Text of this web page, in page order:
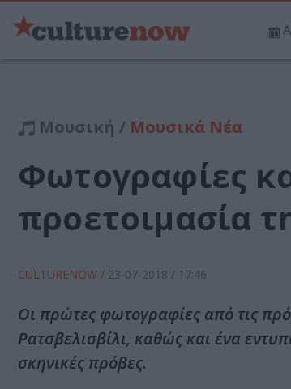
Μουσική / Μουσικά Νέα
Φωτογραφίες
προετοιμασία
CULTURENOW / 23-07-2018 / 17:46
Οι πρώτες φωτογραφίες από τις
Ρατσβελισβίλι, καθώς και ένα
σκηνικές πρόβες.